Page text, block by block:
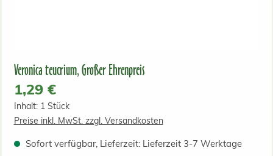
Veronica teucrium, Großer Ehrenpreis
Regulärer Preis:
1,29 €
Inhalt: 1 Stück
Preise inkl. MwSt. zzgl. Versandkosten
Sofort verfügbar, Lieferzeit: Lieferzeit 3-7 Werktage